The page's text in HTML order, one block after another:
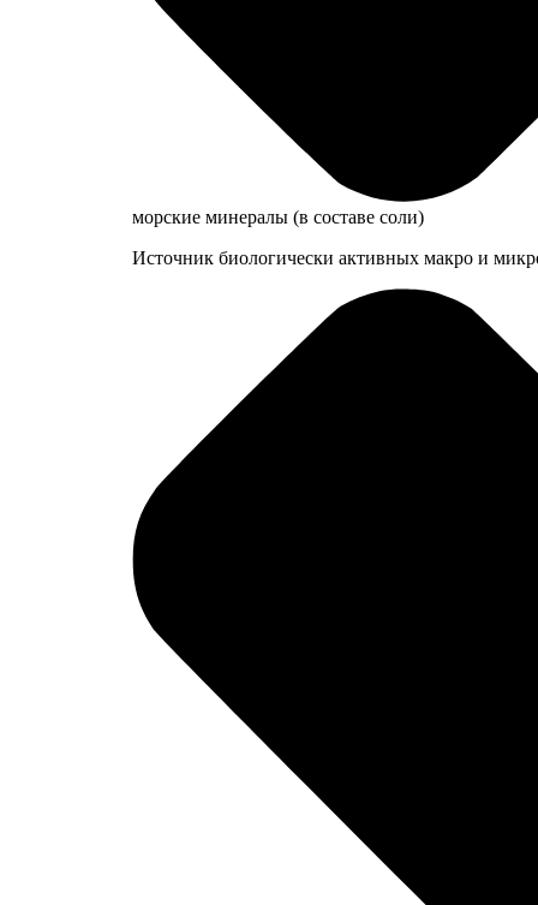
морские минералы (в составе соли)
Источник биологически активных макро и